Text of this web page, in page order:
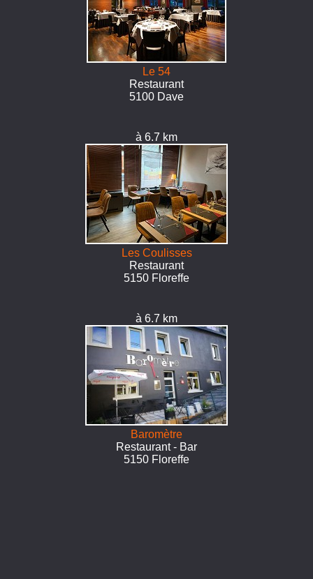
Le 54
Restaurant
5100 Dave
à 6.7 km
Les Coulisses
Restaurant
5150 Floreffe
à 6.7 km
Baromètre
Restaurant - Bar
5150 Floreffe